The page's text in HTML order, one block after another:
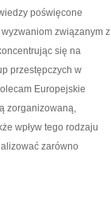
poświęcone
związanym z
się na
przestępczych w
Europejskie
zorganizowaną,
wpływ tego rodzaju
zarówno